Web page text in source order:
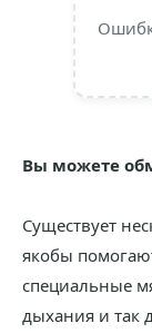
Вы можете
Существует
якобы
специальные
дыхания и так